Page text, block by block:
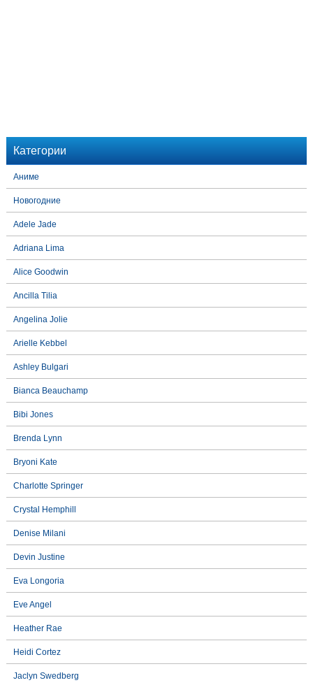
Категории
Аниме
Новогодние
Adele Jade
Adriana Lima
Alice Goodwin
Ancilla Tilia
Angelina Jolie
Arielle Kebbel
Ashley Bulgari
Bianca Beauchamp
Bibi Jones
Brenda Lynn
Bryoni Kate
Charlotte Springer
Crystal Hemphill
Denise Milani
Devin Justine
Eva Longoria
Eve Angel
Heather Rae
Heidi Cortez
Jaclyn Swedberg